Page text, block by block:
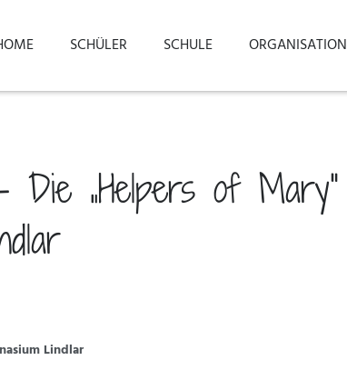
SCHÜLER SCHULE ORGANISATION
Die „Helpers of Mary“
Lindlar